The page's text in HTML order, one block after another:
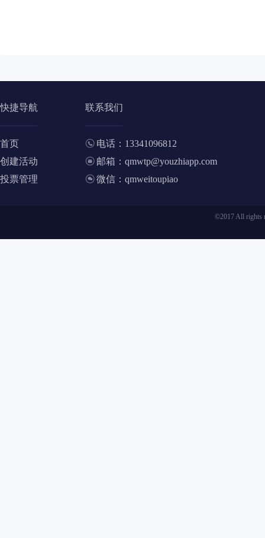
快捷导航
首页
创建活动
投票管理
联系我们
电话：13341096812
邮箱：qmwtp@youzhiapp.com
微信：qmweitoupiao
©2017 All rights